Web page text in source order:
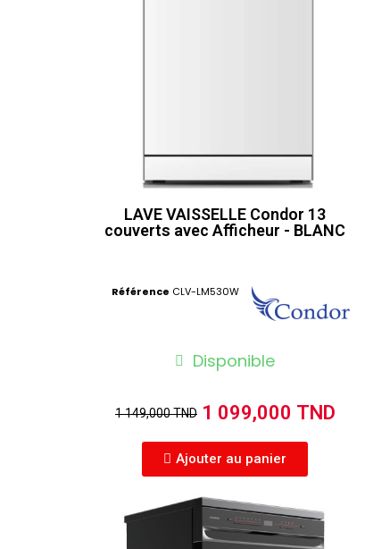
LAVE VAISSELLE Condor 13
couverts avec Afficheur - BLANC
Référence CLV-LM530W
Disponible
1 149,000 TND 1 099,000 TND
Ajouter au panier